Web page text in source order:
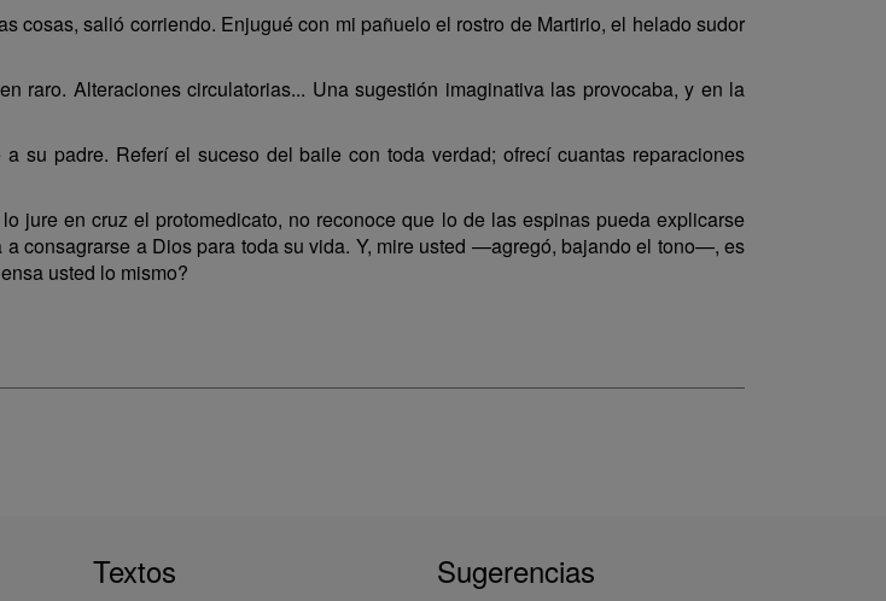
cosas, salió corriendo. Enjugué con mi pañuelo el rostro de Martirio, el helado sudor
raro. Alteraciones circulatorias... Una sugestión imaginativa las provocaba, y en la
su padre. Referí el suceso del baile con toda verdad; ofrecí cuantas reparaciones
en cruz el protomedicato, no reconoce que lo de las espinas pueda explicarse
consagrarse a Dios para toda su vida. Y, mire usted —agregó, bajando el tono—, es
usted lo mismo?
Textos Sugerencias